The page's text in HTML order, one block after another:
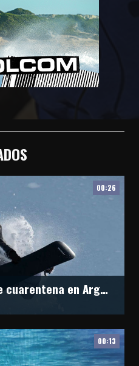
00:26
Maca Valle y sus días de cuarentena en Argentina
00:13